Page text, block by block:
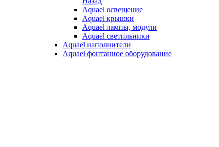
Aquael освещение
Aquael крышки
Aquael лампы, модули
Aquael светильники
Aquael наполнители
Aquael фонтанное оборудование